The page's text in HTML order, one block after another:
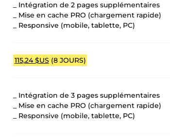
_ Intégration de 2 pages supplémentaires
_ Mise en cache PRO (chargement rapide)
_ Responsive (mobile, tablette, PC)
115,24 $US (8 JOURS)
_ Intégration de 3 pages supplémentaires
_ Mise en cache PRO (chargement rapide)
_ Responsive (mobile, tablette, PC)